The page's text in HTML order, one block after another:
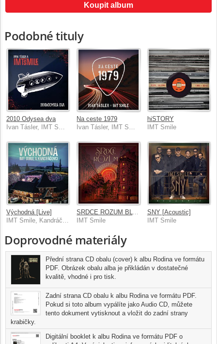
Koupit album
Podobné tituly
2010 Odysea dva
Na ceste 1979
hiSTORY
IMT Smile
Východná [Live]
IMT Smile, Kandráčovci
SRDCE ROZUM BLVD
IMT Smile
SNY [Acoustic]
IMT Smile
Doprovodné materiály
Přední strana CD obalu (cover) k albu Rodina ve formátu
PDF. Obrázek obalu alba je přikládán v dostatečné
kvalitě, vhodné i pro tisk.
Zadní strana CD obalu k albu Rodina ve formátu PDF.
Pokud si toto album vypálíte jako Audio CD, můžete
tento dokument vytisknout a vložit do zadní strany
krabičky.
Digitální booklet k albu Rodina ve formátu PDF o